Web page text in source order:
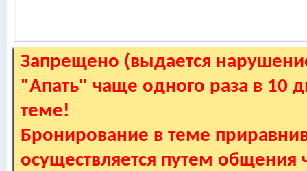
Запрещено (выдается
"Апать" чаще одного раза в 10
теме!
Бронирование в теме
осуществляется путем